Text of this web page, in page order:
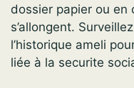
dossier papier ou en
s’allongent.
l’historique ameli
liée à la securite